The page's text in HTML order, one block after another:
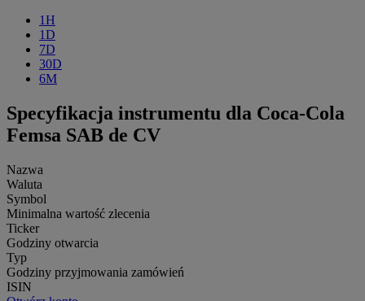
1H
1D
7D
30D
6M
Specyfikacja instrumentu dla Coca-Cola
Femsa SAB de CV
Nazwa
Waluta
Symbol
Minimalna wartość zlecenia
Ticker
Godziny otwarcia
Typ
Godziny przyjmowania zamówień
ISIN